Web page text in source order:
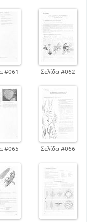
#061 Σελίδα #062
#065 Σελίδα #066